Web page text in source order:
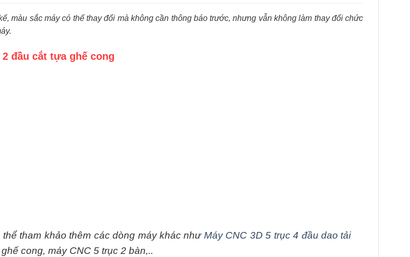
màu sắc máy có thể thay đổi mà không cần thông báo trước, nhưng vẫn không làm thay đổi chức
đầu cắt tựa ghế cong
tham khảo thêm các dòng máy khác như Máy CNC 3D 5 trục 4 đầu dao tải
cong, máy CNC 5 trục 2 bàn,..